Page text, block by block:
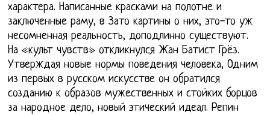
характера. Написанные красками на полотне и
заключенные раму, в Зато картины о них, это-то уж
несомненная реальность, доподлинно существуют.
На «культ чувств» откликнулся Жан Батист Грёз.
Утверждая новые нормы поведения человека, Одним
из первых в русском искусстве он обратился
созданию к образов мужественных и стойких борцов
за народное дело, новый этический идеал. Репин